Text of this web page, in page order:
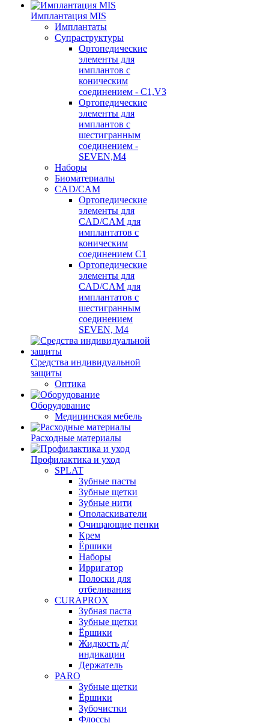
Имплантация MIS
Имплантаты
Супраструктуры
Ортопедические
элементы для
имплантов с
коническим
соединением - C1,V3
Ортопедические
элементы для
имплантов с
шестигранным
соединением -
SEVEN,M4
Наборы
Биоматериалы
CAD/CAM
Ортопедические
элементы для
CAD/CAM для
имплантатов с
коническим
соединением С1
Ортопедические
элементы для
CAD/CAM для
имплантатов с
шестигранным
соединением
SEVEN, М4
Средства индивидуальной
защиты
Оптика
Оборудование
Медицинская мебель
Расходные материалы
Профилактика и уход
SPLAT
Зубные пасты
Зубные щетки
Зубные нити
Ополаскиватели
Очищающие пенки
Крем
Ёршики
Наборы
Ирригатор
Полоски для
отбеливания
CURAPROX
Зубная паста
Зубные щетки
Ёршики
Жидкость д/
индикации
Держатель
PARO
Зубные щетки
Ёршики
Зубочистки
Флоссы